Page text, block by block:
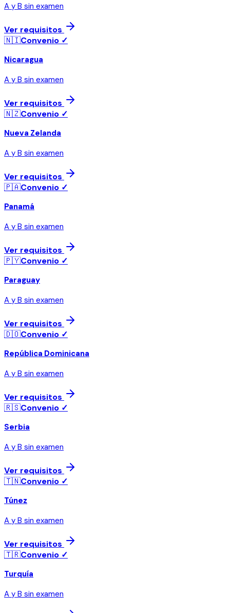
A y B sin examen
Ver requisitos
🇳🇮Convenio ✓
Nicaragua
A y B sin examen
Ver requisitos
🇳🇿Convenio ✓
Nueva Zelanda
A y B sin examen
Ver requisitos
🇵🇦Convenio ✓
Panamá
A y B sin examen
Ver requisitos
🇵🇾Convenio ✓
Paraguay
A y B sin examen
Ver requisitos
🇩🇴Convenio ✓
República Dominicana
A y B sin examen
Ver requisitos
🇷🇸Convenio ✓
Serbia
A y B sin examen
Ver requisitos
🇹🇳Convenio ✓
Túnez
A y B sin examen
Ver requisitos
🇹🇷Convenio ✓
Turquía
A y B sin examen